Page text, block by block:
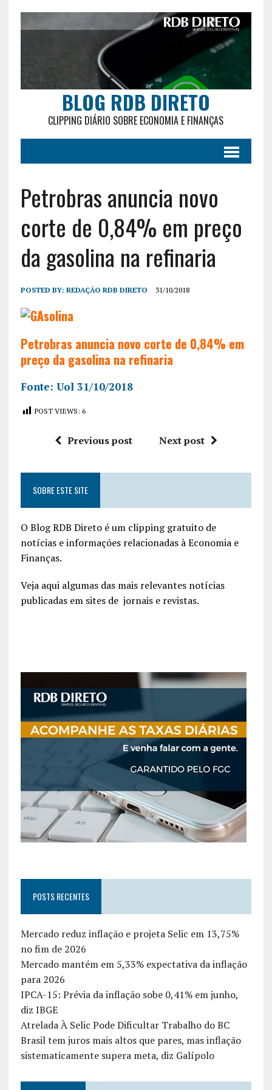
BLOG RDB DIRETO
CLIPPING DIÁRIO SOBRE ECONOMIA E FINANÇAS
Petrobras anuncia novo
corte de 0,84% em preço
da gasolina na refinaria
POSTED BY: REDAÇÃO RDB DIRETO 31/10/2018
Petrobras anuncia novo corte de 0,84% em
preço da gasolina na refinaria
Fonte: Uol 31/10/2018
POST VIEWS: 6
Previous post Next post
SOBRE ESTE SITE
O Blog RDB Direto é um clipping gratuito de
notícias e informações relacionadas à Economia e
Finanças.
Veja aqui algumas das mais relevantes notícias
publicadas em sites de jornais e revistas.
POSTS RECENTES
Mercado reduz inflação e projeta Selic em 13,75%
no fim de 2026
Mercado mantém em 5,33% expectativa da inflação
para 2026
IPCA-15: Prévia da inflação sobe 0,41% em junho,
diz IBGE
Atrelada À Selic Pode Dificultar Trabalho do BC
Brasil tem juros mais altos que pares, mas inflação
sistematicamente supera meta, diz Galípolo